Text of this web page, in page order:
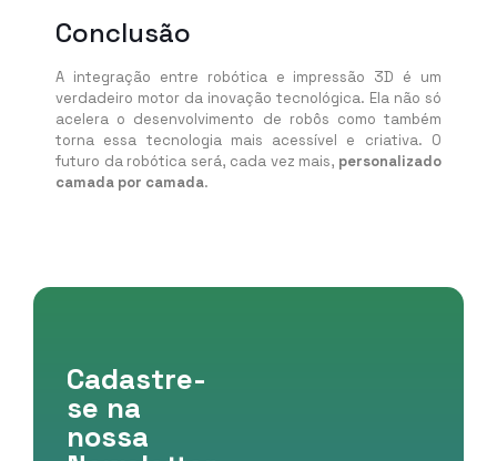
Conclusão
A integração entre robótica e impressão 3D é um
verdadeiro motor da inovação tecnológica. Ela não só
acelera o desenvolvimento de robôs como também
torna essa tecnologia mais acessível e criativa. O
futuro da robótica será, cada vez mais, personalizado
camada por camada.
Cadastre-
se na
nossa